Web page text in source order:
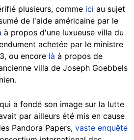
plusieurs, comme ici au sujet
de l'aide américaine par le
à propos d'une luxueuse villa du
achetée par le ministre
ou encore là à propos de
villa de Joseph Goebbels
a fondé son image sur la lutte
par ailleurs été mis en cause
Pandora Papers, vaste enquête